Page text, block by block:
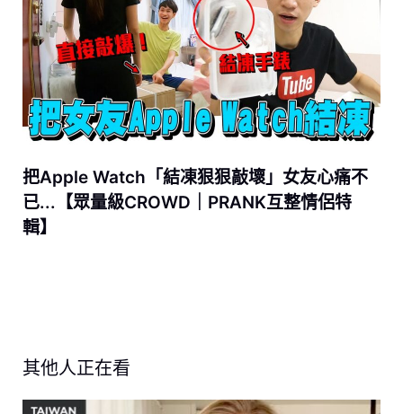
把Apple Watch「結凍狠狠敲壞」女友心痛不
已...【眾量級CROWD｜PRANK互整情侶特
輯】
其他人正在看